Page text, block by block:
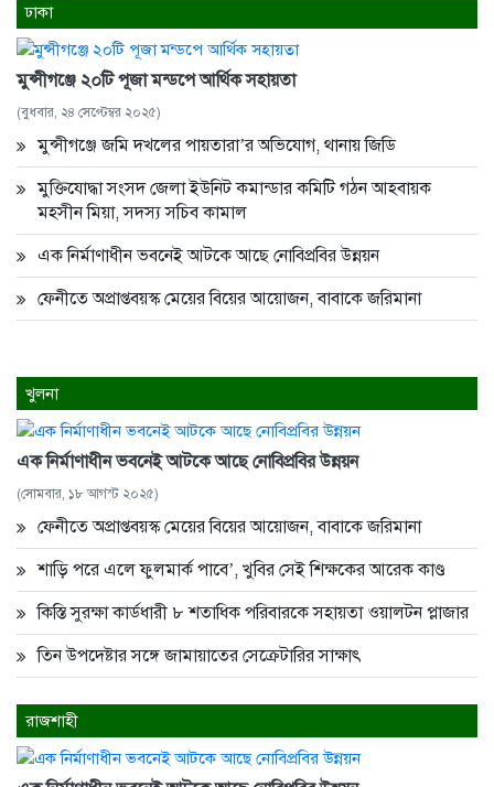
ঢাকা
মুন্সীগঞ্জে ২০টি পূজা মন্ডপে আর্থিক সহায়তা
(বুধবার, ২৪ সেপ্টেম্বর ২০২৫)
মুন্সীগঞ্জে জমি দখলের পায়তারা’র অভিযোগ, থানায় জিডি
মুক্তিযোদ্ধা সংসদ জেলা ইউনিট কমান্ডার কমিটি গঠন আহবায়ক
মহসীন মিয়া, সদস্য সচিব কামাল
এক নির্মাণাধীন ভবনেই আটকে আছে নোবিপ্রবির উন্নয়ন
ফেনীতে অপ্রাপ্তবয়স্ক মেয়ের বিয়ের আয়োজন, বাবাকে জরিমানা
খুলনা
এক নির্মাণাধীন ভবনেই আটকে আছে নোবিপ্রবির উন্নয়ন
(সোমবার, ১৮ আগস্ট ২০২৫)
ফেনীতে অপ্রাপ্তবয়স্ক মেয়ের বিয়ের আয়োজন, বাবাকে জরিমানা
শাড়ি পরে এলে ফুলমার্ক পাবে’, খুবির সেই শিক্ষকের আরেক কাণ্ড
কিস্তি সুরক্ষা কার্ডধারী ৮ শতাধিক পরিবারকে সহায়তা ওয়ালটন প্লাজার
তিন উপদেষ্টার সঙ্গে জামায়াতের সেক্রেটারির সাক্ষাৎ
রাজশাহী